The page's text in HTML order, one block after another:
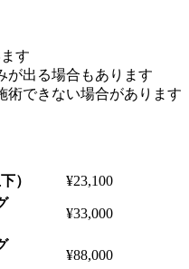
す
が出る場合もあります
術できない場合があります
）
¥23,100
¥33,000
¥88,000